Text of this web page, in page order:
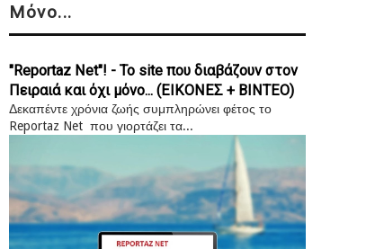
Μόνο...
"Reportaz Net"! - Το site που διαβάζουν στον
Πειραιά και όχι μόνο... (ΕΙΚΟΝΕΣ + ΒΙΝΤΕΟ)
Δεκαπέντε χρόνια ζωής συμπληρώνει φέτος το
Reportaz Net που γιορτάζει τα...